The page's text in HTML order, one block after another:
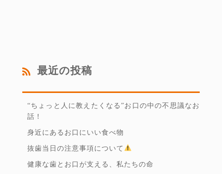
最近の投稿
“ちょっと人に教えたくなる”お口の中の不思議なお
話！
身近にあるお口にいい食べ物
抜歯当日の注意事項について
健康な歯とお口が支える、私たちの命